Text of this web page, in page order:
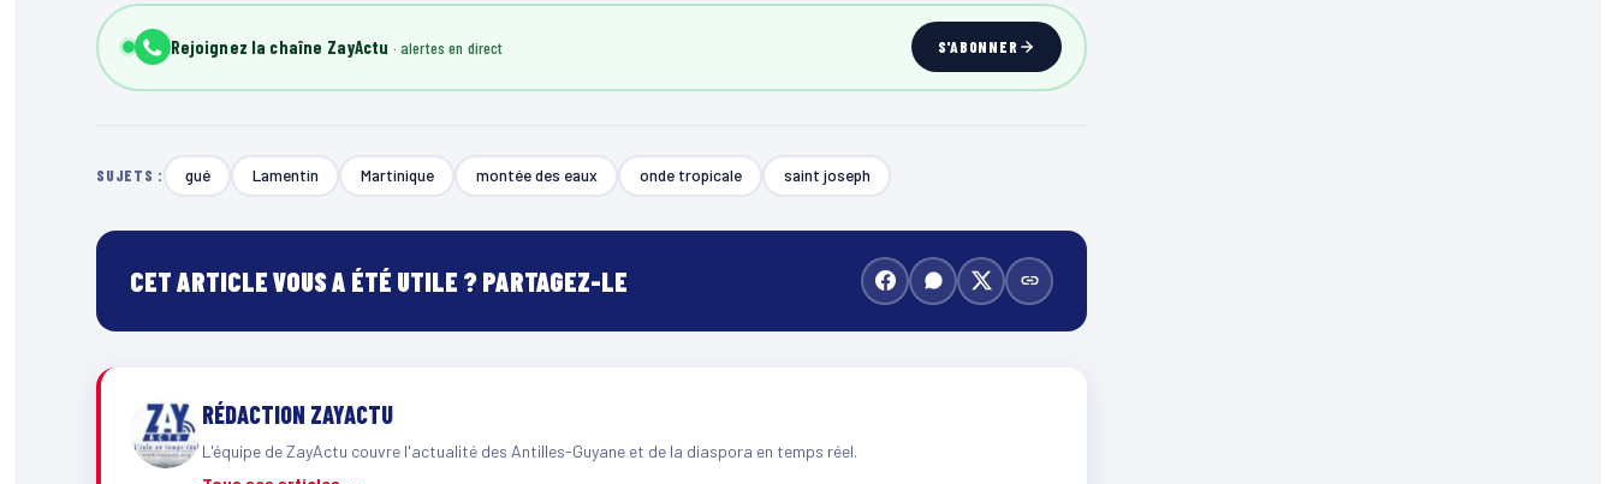
Rejoignez la chaîne ZayActu S'ABONNER
SUJETS : gué Lamentin Martinique montée des eaux onde tropicale saint joseph
CET ARTICLE VOUS A ÉTÉ UTILE ? PARTAGEZ-LE
RÉDACTION ZAYACTU
L'équipe de ZayActu couvre l'actualité des Antilles-Guyane et de la diaspora en temps réel.